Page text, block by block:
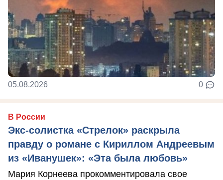
05.08.2026 0
В России
Экс-солистка «Стрелок» раскрыла
правду о романе с Кириллом Андреевым
из «Иванушек»: «Эта была любовь»
Мария Корнеева прокомментировала свое